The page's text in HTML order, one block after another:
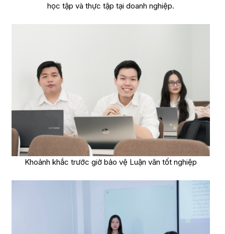
học tập và thực tập tại doanh nghiệp.
Khoảnh khắc trước giờ bảo vệ Luận văn tốt nghiệp